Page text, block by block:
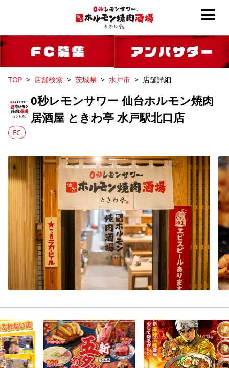
TOP 店舗検索 茨城県 水戸市 店舗詳細
0秒レモンサワー 仙台ホルモン焼肉
居酒屋 ときわ亭 水戸駅北口店
FC